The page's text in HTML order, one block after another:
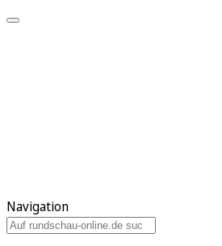
Navigation